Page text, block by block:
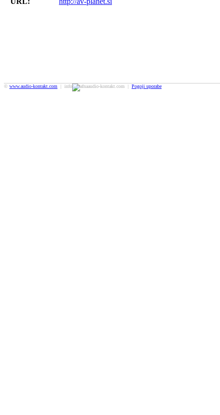
© www.audio-kontakt.com | info audio-kontakt.com | Pogoji uporabe